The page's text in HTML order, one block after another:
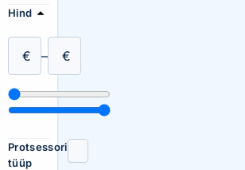
Hind
€ – €
Protsessori
tüüp